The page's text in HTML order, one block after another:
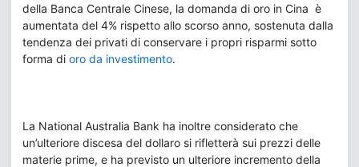
della Banca Centrale Cinese, la domanda di oro in Cina è
aumentata del 4% rispetto allo scorso anno, sostenuta dalla
tendenza dei privati di conservare i propri risparmi sotto
forma di oro da investimento.
La National Australia Bank ha inoltre considerato che
un’ulteriore discesa del dollaro si rifletterà sui prezzi delle
materie prime, e ha previsto un ulteriore incremento della